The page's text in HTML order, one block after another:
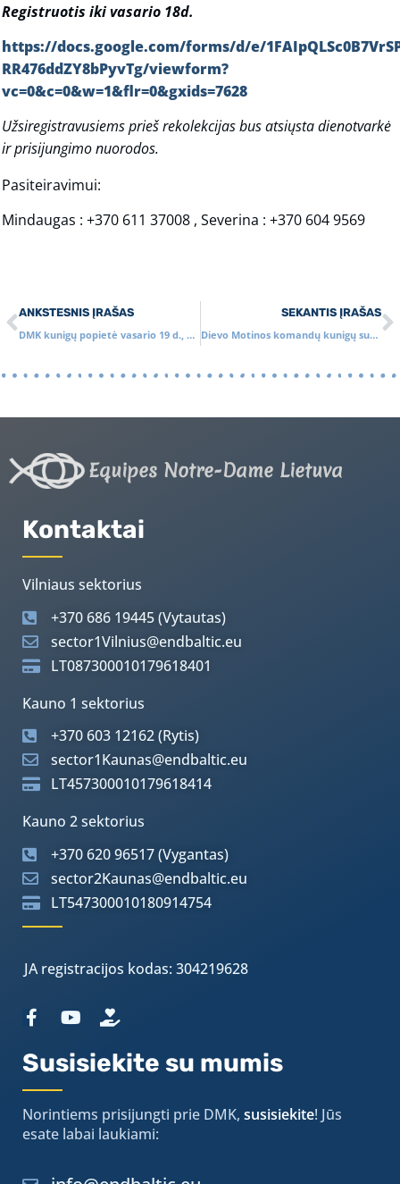
Registruotis iki vasario 18d.
https://docs.google.com/forms/d/e/
RR476ddZY8bPyvTg/viewform?
vc=0&c=0&w=1&flr=0&gxids=7628
Užsiregistravusiems prieš rekolekcijas bus atsiųsta dienotvarkė
ir prisijungimo nuorodos.
Pasiteiravimui:
Mindaugas : +370 611 37008 , Severina : +370 604 9569
ANKSTESNIS ĮRAŠAS
DMK kunigų popietė vasario 19 d., 2021
SEKANTIS ĮRAŠAS
Dievo Motinos komandų kunigų susitikimas
Equipes Notre-Dame Lietuva
Kontaktai
Vilniaus sektorius
+370 686 19445 (Vytautas)
sector1Vilnius@endbaltic.eu
LT087300010179618401
Kauno 1 sektorius
+370 603 12162 (Rytis)
sector1Kaunas@endbaltic.eu
LT457300010179618414
Kauno 2 sektorius
+370 620 96517 (Vygantas)
sector2Kaunas@endbaltic.eu
LT547300010180914754
JA registracijos kodas: 304219628
Susisiekite su mumis
Norintiems prisijungti prie DMK, susisiekite! Jūs
esate labai laukiami: